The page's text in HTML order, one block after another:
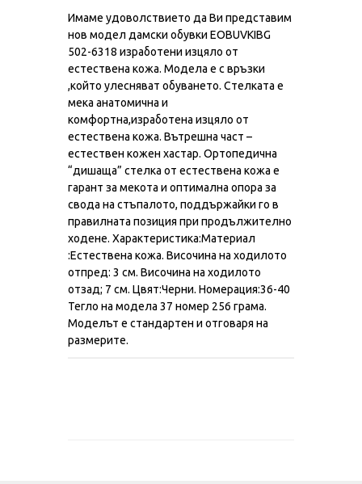
Имаме удоволствието да Ви представим
нов модел дамски обувки EOBUVKIBG
502-6318 изработени изцяло от
естествена кожа. Модела е с връзки
,който улесняват обуването. Стелката е
мека анатомична и
комфортна,изработена изцяло от
естествена кожа. Вътрешна част –
естествен кожен хастар. Ортопедична
“дишаща” стелка от естествена кожа е
гарант за мекота и оптимална опора за
свода на стъпалото, поддържайки го в
правилната позиция при продължително
ходене. Характеристика:Материал
:Естествена кожа. Височина на ходилото
отпред: 3 см. Височина на ходилото
отзад; 7 см. Цвят:Черни. Номерация:36-40
Тегло на модела 37 номер 256 грама.
Моделът е стандартен и отговаря на
размерите.